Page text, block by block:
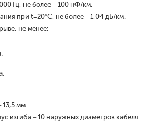
Гц, не более – 100 нФ/км.
при t=20°С, не более – 1,04 дБ/км.
не менее:
13,5 мм.
изгиба – 10 наружных диаметров кабеля